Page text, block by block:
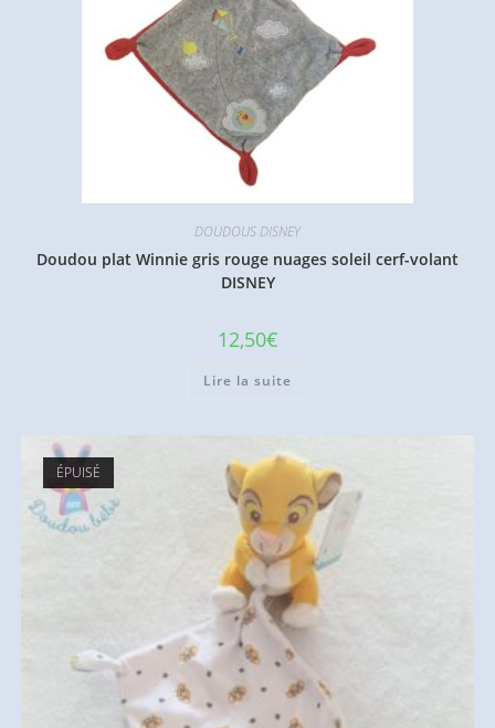
DOUDOUS DISNEY
Doudou plat Winnie gris rouge nuages soleil cerf-volant
DISNEY
12,50€
Lire la suite
ÉPUISÉ